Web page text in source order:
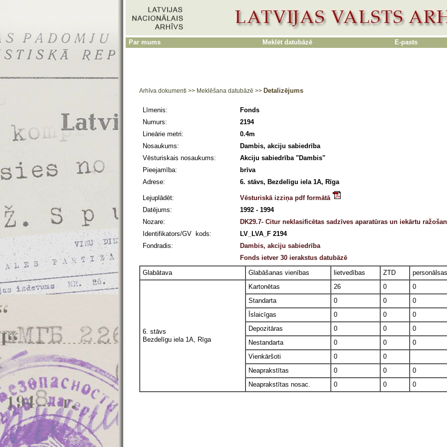
Par mums Meklēt datubāzē E-pasts
Arhīva dokumenti >> Meklēšana datubāzē >> Detalizējums
Līmenis:
Fonds
Numurs:
2194
Lineārie metri:
0.4m
Nosaukums:
Dambis, akciju sabiedrība
Vēsturiskais nosaukums:
Akciju sabiedrība "Dambis"
Pieejamība:
brīva
Adrese:
6. stāvs, Bezdelīgu iela 1A, Rīga
Lejuplādēt:
Vēsturiskā izziņa pdf formātā
Datējums:
1992 - 1994
Nozare:
DK29.7- Citur neklasificētas sadzīves aparatūras un iekārtu
Identifikators/GV kods:
LV_LVA_F 2194
Fondradis:
Dambis, akciju sabiedrība
Fonds ietver 30 ierakstus datubāzē
Glabātava
Glabāšanas vienības lietvedības ZTD
6. stāvs
Bezdelīgu iela 1A, Rīga
Kartonētas 26 0
0
Standarta
0 0
0
Īslaicīgas
0 0
0
Depozitāras
0 0
0
Nestandarta
0 0
0
Vienkāršoti
0
0
Neaprakstītas
0 0
0
Neaprakstītas nosac.
0 0 0